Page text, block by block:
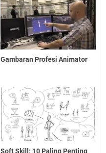
Gambaran Profesi Animator
Soft Skill: 10 Paling Penting